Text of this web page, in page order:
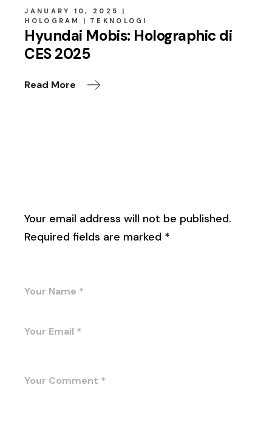
JANUARY 10, 2025
HOLOGRAM
TEKNOLOGI
Hyundai Mobis: Holographic di
CES 2025
Read More
Your email address will not be published.
Required fields are marked *